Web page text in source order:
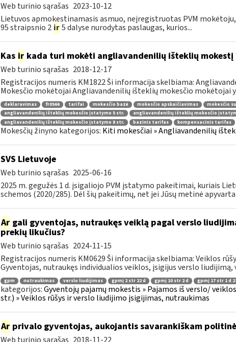
Web turinio sąrašas 2023-10-12
Lietuvos apmokestinamasis asmuo, neįregistruotas PVM
95 straipsnio 2 ir 5 dalyse nurodytas paslaugas, kurios...
Kas irkada turi mokėti angliavandenilių išteklių mokestį
Web turinio sąrašas 2018-12-17
Registracijos numeris KM1822 Ši informacija skelbiama:
Mokesčio mokėtojai Angliavandenilių išteklių mokesčio mokėtojai
deklaravimas fr0566 tarifai mokesčio bazė mokesčio apskaičiavimas mokesčio
angliavandenilių išteklių mokesčio įstatymo 5 str.
angliavandenilių išteklių mokesčio
angliavandenilių išteklių mokesčio įstatymo 8 str.
bazinis tarifas kompensacinis tarifas
Mokesčių žinyno kategorijos: Kiti mokesčiai » Angliavandenilių
SVS Lietuvoje
Web turinio sąrašas 2025-06-16
2025 m. gegužės 1 d. įsigaliojo PVM įstatymo pakeitimai, kuriais
schemos (2020/285). Dėl šių pakeitimų, net jei Jūsų metinė apyvarta
Argali gyventojas, nutraukęs veiklą pagal verslo
prekių likučius?
Web turinio sąrašas 2024-11-15
Registracijos numeris KM0629 Ši informacija skelbiama: Veiklos
Gyventojas, nutraukęs individualios veiklos, įsigijus verslo liudijimą,
gpm nutraukimas verslo liudijimas gpmį 2 str 22 d gpmį 10 str 2 d gpmį 17 str 1 d
kategorijos:Gyventojų pajamų mokestis » Pajamos iš verslo/
str.) » Veiklos rūšys ir verslo liudijimo įsigijimas, nutraukimas
Arprivalo gyventojas, aukojantis savarankiškam